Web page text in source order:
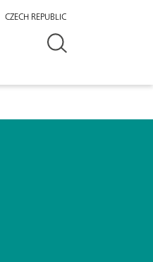
CZECH REPUBLIC